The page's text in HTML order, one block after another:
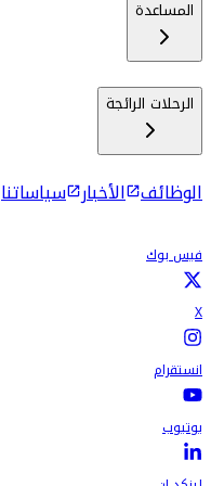
المساعدة
الرحلات الرائجة
الوظائف الأخبار سياساتنا
فيس بوك
X
انستقرام
يوتيوب